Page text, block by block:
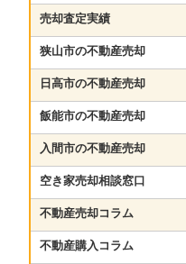
売却査定実績
狭山市の不動産売却
日高市の不動産売却
飯能市の不動産売却
入間市の不動産売却
空き家売却相談窓口
不動産売却コラム
不動産購入コラム